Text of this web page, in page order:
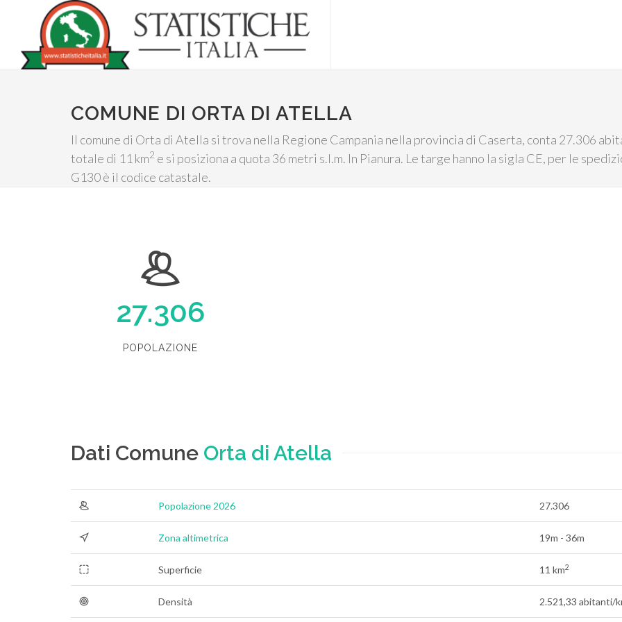
COMUNE DI ORTA DI ATELLA
Il comune di Orta di Atella si trova nella Regione Campania nella provincia di Caserta, conta 27.306
totale di 11 km2 e si posiziona a quota 36 metri s.l.m. In Pianura. Le targe hanno la sigla CE, per le
G130 è il codice catastale.
27.306
POPOLAZIONE
Dati Comune Orta di Atella
Popolazione 2026 27.306
Zona altimetrica 19m - 36m
Superficie 11 km2
Densità 2.521,33 abitanti/